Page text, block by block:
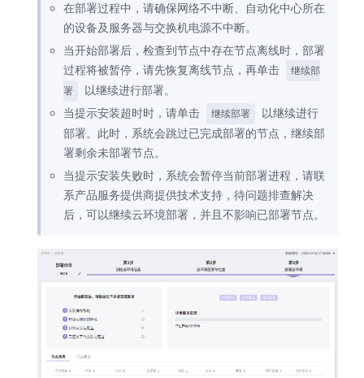
在部署过程中，请确保网络不中断、自动化中心所在
的设备及服务器与交换机电源不中断。
当开始部署后，检查到节点中存在节点离线时，部署
过程将被暂停，请先恢复离线节点，再单击
继续部
署
以继续进行部署。
当提示安装超时时，请单击
继续部署
以继续进行
部署。此时，系统会跳过已完成部署的节点，继续部
署剩余未部署节点。
当提示安装失败时，系统会暂停当前部署进程，请联
系产品服务提供商提供技术支持，待问题排查解决
后，可以继续云环境部署，并且不影响已部署节点。